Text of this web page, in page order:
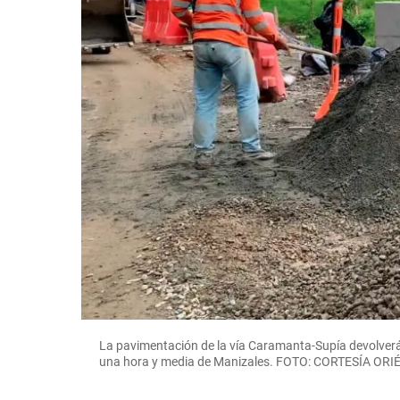
La pavimentación de la vía Caramanta-Supía
una hora y media de Manizales. FOTO: CORTESÍA